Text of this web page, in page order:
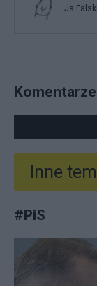
Ja Falski
Komentarze
Inne
#PiS